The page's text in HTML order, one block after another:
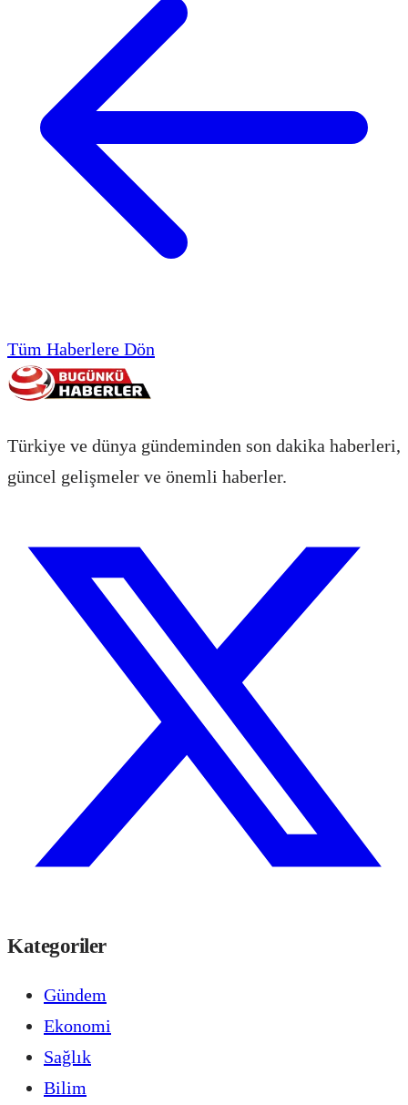
Tüm Haberlere Dön
Türkiye ve dünya gündeminden son dakika haberleri,
güncel gelişmeler ve önemli haberler.
Kategoriler
Gündem
Ekonomi
Sağlık
Bilim